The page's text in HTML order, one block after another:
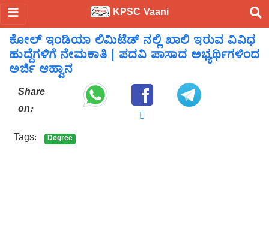
KPSC Vaani
ಕೋಲ್ ಇಂಡಿಯಾ ಲಿಮಿಟೆಡ್ ನಲ್ಲಿ ಖಾಲಿ ಇರುವ ವಿವಿಧ
ಹುದ್ದೆಗಳಿಗೆ ನೇಮಕಾತಿ | ಪದವಿ ಪಾಸಾದ ಅಭ್ಯರ್ಥಿಗಳಿಂದ
ಅರ್ಜಿ ಆಹ್ವಾನ
Share
on:
Tags: Degree